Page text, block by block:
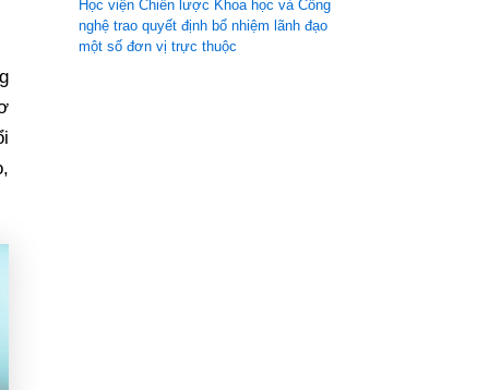
Học viện Chiến lược Khoa học và Công
nghệ trao quyết định bổ nhiệm lãnh đạo
một số đơn vị trực thuộc